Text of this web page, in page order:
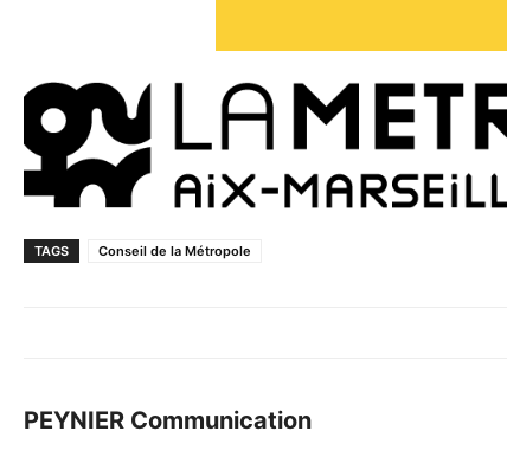
TAGS Conseil de la Métropole
PEYNIER Communication